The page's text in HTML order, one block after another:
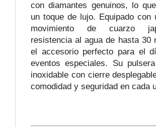
con diamantes genuinos, lo
un toque de lujo. Equipado con
movimiento de cuarzo
resistencia al agua de hasta 30
el accesorio perfecto para el
eventos especiales. Su
inoxidable con cierre
comodidad y seguridad en cada